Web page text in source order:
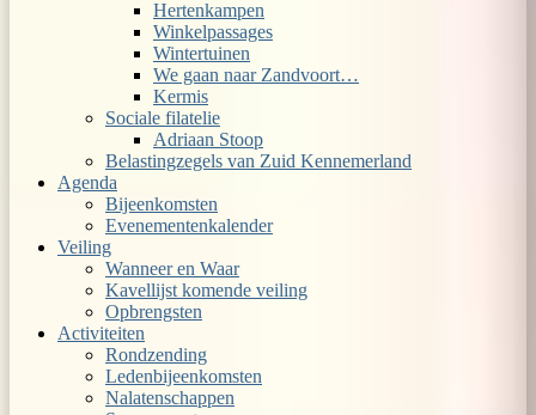
Hertenkampen
Winkelpassages
Wintertuinen
We gaan naar Zandvoort…
Kermis
Sociale filatelie
Adriaan Stoop
Belastingzegels van Zuid Kennemerland
Agenda
Bijeenkomsten
Evenementenkalender
Veiling
Wanneer en Waar
Kavellijst komende veiling
Opbrengsten
Activiteiten
Rondzending
Ledenbijeenkomsten
Nalatenschappen